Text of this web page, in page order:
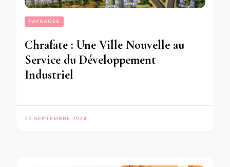
PAYSAGES
Chrafate : Une Ville Nouvelle au
Service du Développement
Industriel
20 SEPTEMBRE 2024